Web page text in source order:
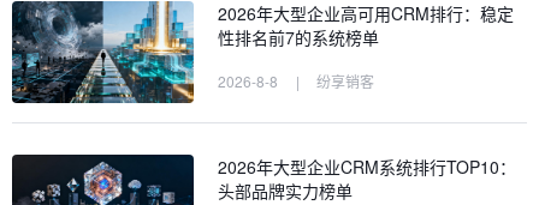
2026年大型企业高可用CRM排行：稳定
性排名前7的系统榜单
2026-8-8 | 纷享销客
2026年大型企业CRM系统排行TOP10：
头部品牌实力榜单